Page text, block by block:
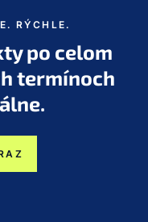
RÝCHLE.
po celom
termínoch